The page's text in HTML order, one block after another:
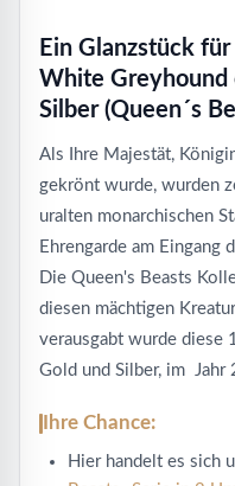
Ein Glanzstück
White Greyhound
Silber (Queen´s
Als Ihre Majestät,
gekrönt wurde, wurden
uralten monarchischen
Ehrengarde am Eingang
Die Queen's Beasts
diesen mächtigen
verausgabt wurde diese
Gold und Silber, im Jahr
Ihre Chance:
Hier handelt es sich